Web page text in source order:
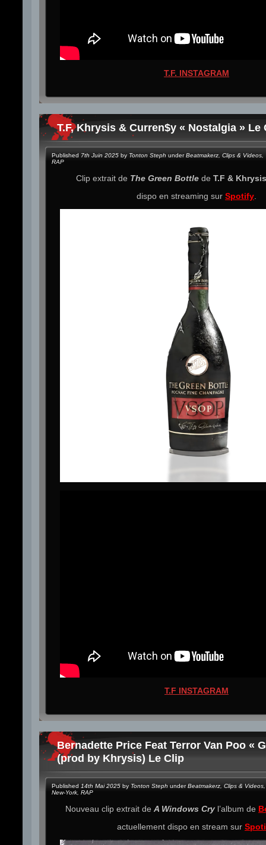
T.F. INSTAGRAM
T.F, Khrysis & Curren$y « Nostalgia » Le
Published 7th Juin 2025 by Tonton Steph underBeatmakerz Clips & Videos
RAP
Clip extrait de The Green Bottle de T.F & Khrysis
dispo en streaming sur Spotify
T.F INSTAGRAM
Bernadette Price Feat Terror Van Poo «
(prod by Khrysis) Le Clip
Published 14th Mai 2025 by Tonton Steph underBeatmakerz Clips & Videos
New-York RAP
Nouveau clip extrait de A Windows Cry l’album de
actuellement dispo en stream sur